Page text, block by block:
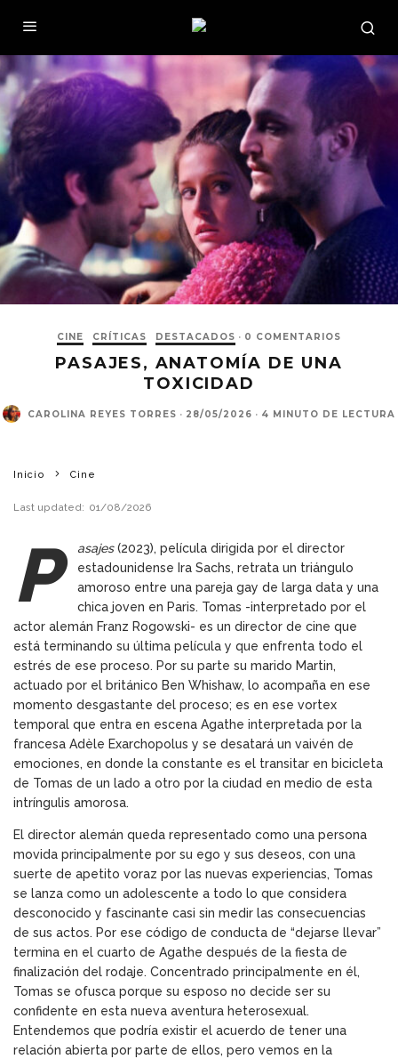
CINE CRÍTICAS DESTACADOS · 0 COMENTARIOS
PASAJES, ANATOMÍA DE UNA
TOXICIDAD
CAROLINA REYES TORRES · 28/05/2026 · 4 MINUTO DE LECTURA
Inicio Cine
Last updated: 01/08/2026
P asajes(2023), película dirigida por el director
estadounidense Ira Sachs, retrata un triángulo
amoroso entre una pareja gay de larga data y una
chica joven en Paris. Tomas -interpretado por el
actor alemán Franz Rogowski- es un director de cine que
está terminando su última película y que enfrenta todo el
estrés de ese proceso. Por su parte su marido Martin,
actuado por el británico Ben Whishaw, lo acompaña en ese
momento desgastante del proceso; es en ese vortex
temporal que entra en escena Agathe interpretada por la
francesa Adèle Exarchopolus y se desatará un vaivén de
emociones, en donde la constante es el transitar en bicicleta
de Tomas de un lado a otro por la ciudad en medio de esta
intríngulis amorosa.
El director alemán queda representado como una persona
movida principalmente por su ego y sus deseos, con una
suerte de apetito voraz por las nuevas experiencias, Tomas
se lanza como un adolescente a todo lo que considera
desconocido y fascinante casi sin medir las consecuencias
de sus actos. Por ese código de conducta de “dejarse llevar”
termina en el cuarto de Agathe después de la fiesta de
finalización del rodaje. Concentrado principalmente en él,
Tomas se ofusca porque su esposo no decide ser su
confidente en esta nueva aventura heterosexual.
Entendemos que podría existir el acuerdo de tener una
relación abierta por parte de ellos, pero vemos en la